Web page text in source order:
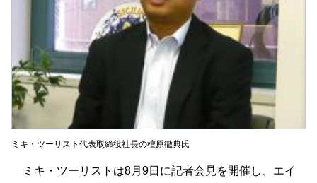
ミキ・ツーリスト代表取締役社長の檀原徹典氏
ミキ・ツーリストは8月9日に記者会見を開催し、エイ